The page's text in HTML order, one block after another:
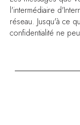
l'intermédiaire
réseau. Jusqu'à ce
confidentialité ne